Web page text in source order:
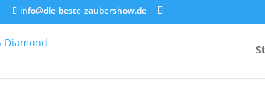
info@die-beste-zaubershow.de